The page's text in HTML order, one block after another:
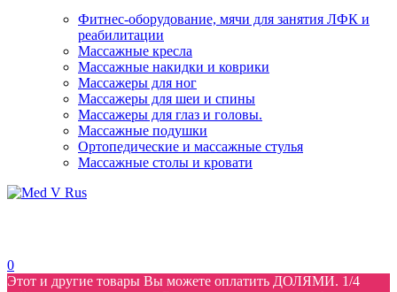
Фитнес-оборудование, мячи для занятия ЛФК и
реабилитации
Массажные кресла
Массажные накидки и коврики
Массажеры для ног
Массажеры для шеи и спины
Массажеры для глаз и головы.
Массажные подушки
Ортопедические и массажные стулья
Массажные столы и кровати
0
Этот и другие товары Вы можете оплатить ДОЛЯМИ. 1/4